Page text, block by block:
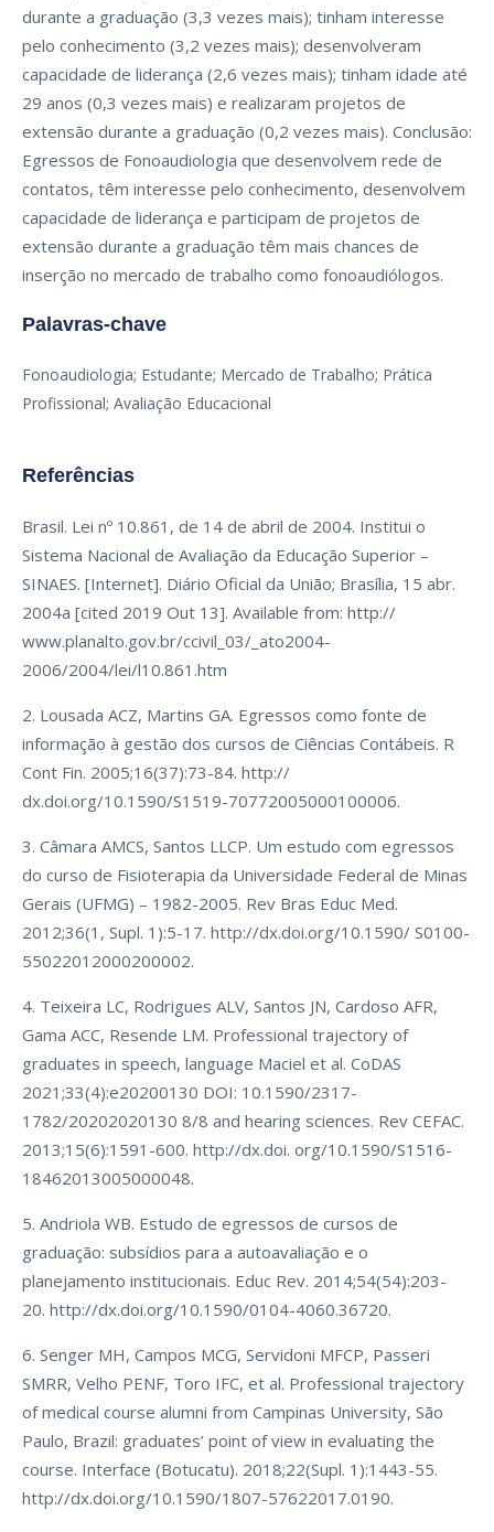
durante a graduação (3,3 vezes mais); tinham interesse
pelo conhecimento (3,2 vezes mais); desenvolveram
capacidade de liderança (2,6 vezes mais); tinham idade até
29 anos (0,3 vezes mais) e realizaram projetos de
extensão durante a graduação (0,2 vezes mais). Conclusão:
Egressos de Fonoaudiologia que desenvolvem rede de
contatos, têm interesse pelo conhecimento, desenvolvem
capacidade de liderança e participam de projetos de
extensão durante a graduação têm mais chances de
inserção no mercado de trabalho como fonoaudiólogos.
Palavras-chave
Fonoaudiologia; Estudante; Mercado de Trabalho; Prática
Profissional; Avaliação Educacional
Referências
Brasil. Lei nº 10.861, de 14 de abril de 2004. Institui o
Sistema Nacional de Avaliação da Educação Superior –
SINAES. [Internet]. Diário Oficial da União; Brasília, 15 abr.
2004a [cited 2019 Out 13]. Available from: http://
www.planalto.gov.br/ccivil_03/_ato2004-
2006/2004/lei/l10.861.htm
2. Lousada ACZ, Martins GA. Egressos como fonte de
informação à gestão dos cursos de Ciências Contábeis. R
Cont Fin. 2005;16(37):73-84. http://
dx.doi.org/10.1590/S1519-70772005000100006.
3. Câmara AMCS, Santos LLCP. Um estudo com egressos
do curso de Fisioterapia da Universidade Federal de Minas
Gerais (UFMG) – 1982-2005. Rev Bras Educ Med.
2012;36(1, Supl. 1):5-17. http://dx.doi.org/10.1590/ S0100-
55022012000200002.
4. Teixeira LC, Rodrigues ALV, Santos JN, Cardoso AFR,
Gama ACC, Resende LM. Professional trajectory of
graduates in speech, language Maciel et al. CoDAS
2021;33(4):e20200130 DOI: 10.1590/2317-
1782/20202020130 8/8 and hearing sciences. Rev CEFAC.
2013;15(6):1591-600. http://dx.doi. org/10.1590/S1516-
18462013005000048.
5. Andriola WB. Estudo de egressos de cursos de
graduação: subsídios para a autoavaliação e o
planejamento institucionais. Educ Rev. 2014;54(54):203-
20. http://dx.doi.org/10.1590/0104-4060.36720.
6. Senger MH, Campos MCG, Servidoni MFCP, Passeri
SMRR, Velho PENF, Toro IFC, et al. Professional trajectory
of medical course alumni from Campinas University, São
Paulo, Brazil: graduates’ point of view in evaluating the
course. Interface (Botucatu). 2018;22(Supl. 1):1443-55.
http://dx.doi.org/10.1590/1807-57622017.0190.